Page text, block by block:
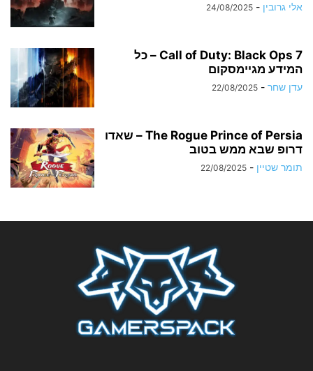
אלי גרובין -
24/08/2025
Call of Duty: Black Ops 7 – כל
המידע מגיימסקום
עדן שחר -
22/08/2025
The Rogue Prince of Persia – שאדו
דרופ שבא ממש בטוב
תומר שטיין -
22/08/2025